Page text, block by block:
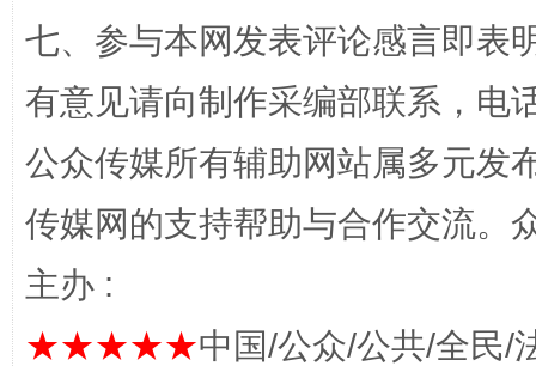
完善运行机制助力责任有效落实
七、参与本网发表评论感言即表
有意见请向制作采编部联系，电
公众传媒所有辅助网站属多元发
传媒网的支持帮助与合作交流。
主办 :
★★★★★中国/公众/公共/全民/